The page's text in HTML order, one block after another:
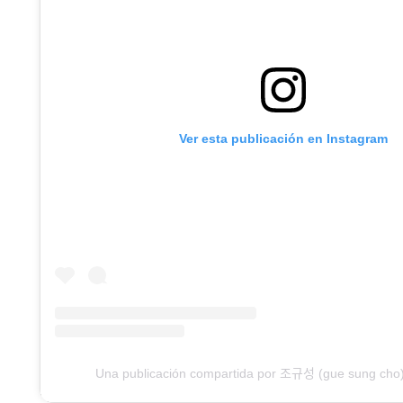
Ver esta publicación en Instagram
Una publicación compartida por 조규성 (gue sung